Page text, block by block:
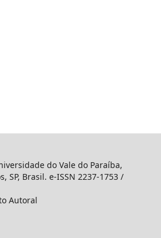
do Vale do Paraíba,
SP, Brasil. e-ISSN 2237-1753 /
Autoral